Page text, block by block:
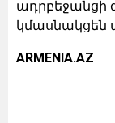
ադրբեջանցի
կմասնակցեն
ARMENIA.AZ